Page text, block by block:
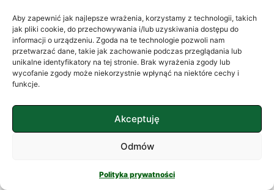
Aby zapewnić jak najlepsze wrażenia, korzystamy z technologii, takich
jak pliki cookie, do przechowywania i/lub uzyskiwania dostępu do
informacji o urządzeniu. Zgoda na te technologie pozwoli nam
przetwarzać dane, takie jak zachowanie podczas przeglądania lub
unikalne identyfikatory na tej stronie. Brak wyrażenia zgody lub
wycofanie zgody może niekorzystnie wpłynąć na niektóre cechy i
funkcje.
Akceptuję
Odmów
Polityka prywatności
procesem, ale poprawa samopoczucia
podczas tego procesu jest możliwa i
absolutnie konieczna, aby móc efektywnie
działać. Pamiętajmy, że zdrowie
psychiczne i
są ze sobą
nierozerwalnie związane, a dbanie o jedno
to inwestycja w drugie. Przełamanie tabu
na temat pieniędzy i sięgnięcie po pomoc –